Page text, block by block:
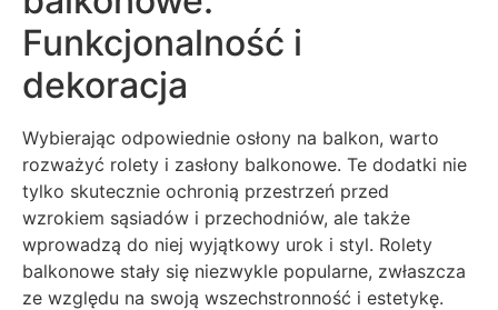
Funkcjonalność i
dekoracja
Wybierając odpowiednie osłony na balkon, warto
rozważyć rolety i zasłony balkonowe. Te dodatki nie
tylko skutecznie ochronią przestrzeń przed
wzrokiem sąsiadów i przechodniów, ale także
wprowadzą do niej wyjątkowy urok i styl. Rolety
balkonowe stały się niezwykle popularne, zwłaszcza
ze względu na swoją wszechstronność i estetykę.